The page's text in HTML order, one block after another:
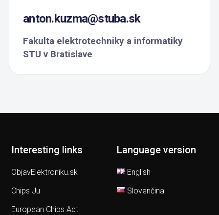
anton.kuzma@stuba.sk
Fakulta elektrotechniky a informatiky
STU v Bratislave
Interesting links
ObjavElektroniku.sk
Chips Ju
European Chips Act
Language version
English
Slovenčina